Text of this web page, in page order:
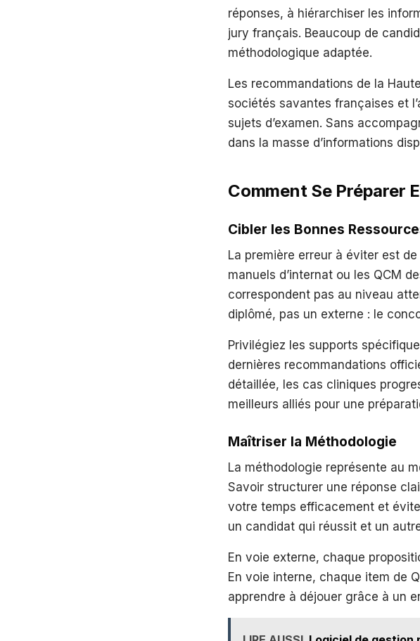
réponses, à hiérarchiser les
jury français. Beaucoup de
méthodologique adaptée.
Les recommandations de la
sociétés savantes françaises et
sujets d’examen. Sans
dans la masse d’informations
Comment Se Préparer
Cibler les Bonnes
La première erreur à éviter est
manuels d’internat ou les QCM
correspondent pas au niveau
diplômé, pas un externe : le
Privilégiez les supports
dernières recommandations
détaillée, les cas cliniques
meilleurs alliés pour une
Maîtriser la Méthodologie
La méthodologie représente au
Savoir structurer une réponse
votre temps efficacement et
un candidat qui réussit et un
En voie externe, chaque
En voie interne, chaque item de
apprendre à déjouer grâce à un